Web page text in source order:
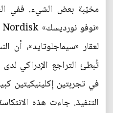
مخيّبة بعض الشيء. ففي
لعقار «سيماجلوتايد»، أن
تُبطئ التراجع الإدراكي
في تجربتين إكلينيكيتين
التنفيذ. جاءت هذه